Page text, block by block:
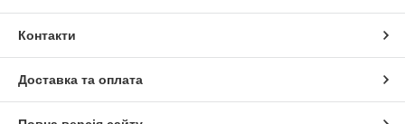
Контакти
Доставка та оплата